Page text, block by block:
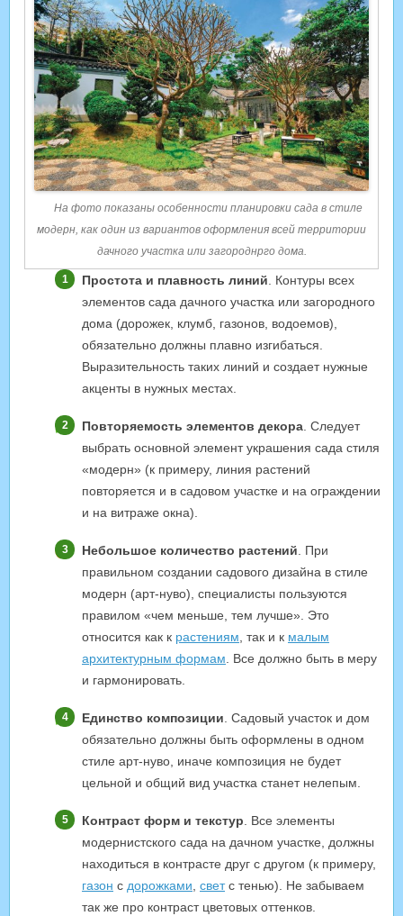
На фото показаны особенности планировки сада в стиле
модерн, как один из вариантов оформления всей территории
дачного участка или загороднрго дома.
Простота и плавность линий . Контуры всех
элементов сада дачного участка или загородного
дома (дорожек, клумб, газонов, водоемов),
обязательно должны плавно изгибаться.
Выразительность таких линий и создает нужные
акценты в нужных местах.
Повторяемость элементов декора . Следует
выбрать основной элемент украшения сада стиля
«модерн» (к примеру, линия растений
повторяется и в садовом участке и на ограждении
и на витраже окна).
Небольшое количество растений . При
правильном создании садового дизайна в стиле
модерн (арт-нуво), специалисты пользуются
правилом «чем меньше, тем лучше». Это
относится как к растениям , так и к малым
архитектурным формам . Все должно быть в меру
и гармонировать.
Единство композиции . Садовый участок и дом
обязательно должны быть оформлены в одном
стиле арт-нуво, иначе композиция не будет
цельной и общий вид участка станет нелепым.
Контраст форм и текстур . Все элементы
модернистского сада на дачном участке, должны
находиться в контрасте друг с другом (к примеру,
газон с дорожками светс тенью). Не забываем
так же про контраст цветовых оттенков.